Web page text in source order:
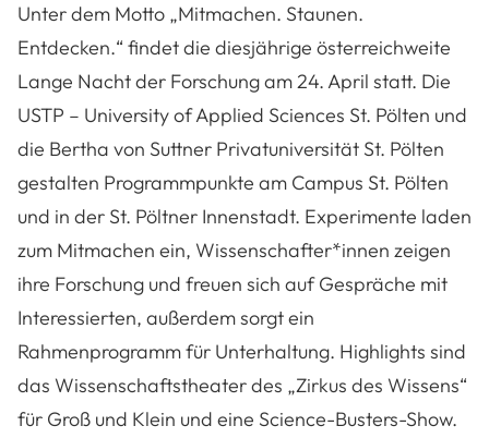
Unter dem Motto „Mitmachen. Staunen.
Entdecken.“ findet die diesjährige österreichweite
Lange Nacht der Forschung am 24. April statt. Die
USTP – University of Applied Sciences St. Pölten und
die Bertha von Suttner Privatuniversität St. Pölten
gestalten Programmpunkte am Campus St. Pölten
und in der St. Pöltner Innenstadt. Experimente laden
zum Mitmachen ein, Wissenschafter*innen zeigen
ihre Forschung und freuen sich auf Gespräche mit
Interessierten, außerdem sorgt ein
Rahmenprogramm für Unterhaltung. Highlights sind
das Wissenschaftstheater des „Zirkus des Wissens“
für Groß und Klein und eine Science-Busters-Show.